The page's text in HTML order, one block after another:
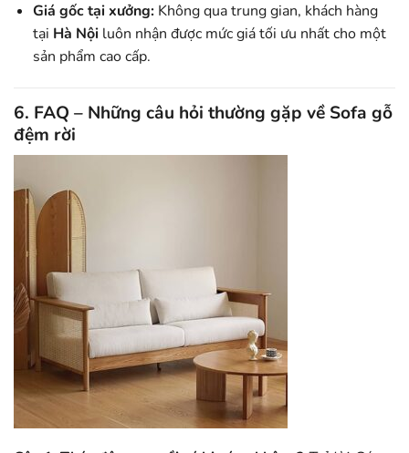
Giá gốc tại xưởng:Không qua trung gian, khách hàng
tại Hà Nộiluôn nhận được mức giá tối ưu nhất cho một
sản phẩm cao cấp.
6. FAQ – Những câu hỏi thường gặp về Sofa gỗ
đệm rời